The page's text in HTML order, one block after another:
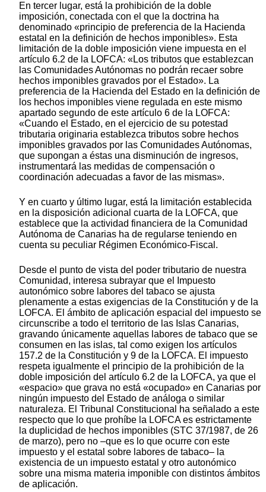
En tercer lugar, está la prohibición de la doble
imposición, conectada con el que la doctrina ha
denominado «principio de preferencia de la Hacienda
estatal en la definición de hechos imponibles». Esta
limitación de la doble imposición viene impuesta en el
artículo 6.2 de la LOFCA: «Los tributos que establezcan
las Comunidades Autónomas no podrán recaer sobre
hechos imponibles gravados por el Estado». La
preferencia de la Hacienda del Estado en la definición de
los hechos imponibles viene regulada en este mismo
apartado segundo de este artículo 6 de la LOFCA:
«Cuando el Estado, en el ejercicio de su potestad
tributaria originaria establezca tributos sobre hechos
imponibles gravados por las Comunidades Autónomas,
que supongan a éstas una disminución de ingresos,
instrumentará las medidas de compensación o
coordinación adecuadas a favor de las mismas».
Y en cuarto y último lugar, está la limitación establecida
en la disposición adicional cuarta de la LOFCA, que
establece que la actividad financiera de la Comunidad
Autónoma de Canarias ha de regularse teniendo en
cuenta su peculiar Régimen Económico-Fiscal.
Desde el punto de vista del poder tributario de nuestra
Comunidad, interesa subrayar que el Impuesto
autonómico sobre labores del tabaco se ajusta
plenamente a estas exigencias de la Constitución y de la
LOFCA. El ámbito de aplicación espacial del impuesto se
circunscribe a todo el territorio de las Islas Canarias,
gravando únicamente aquellas labores de tabaco que se
consumen en las islas, tal como exigen los artículos
157.2 de la Constitución y 9 de la LOFCA. El impuesto
respeta igualmente el principio de la prohibición de la
doble imposición del artículo 6.2 de la LOFCA, ya que el
«espacio» que grava no está «ocupado» en Canarias por
ningún impuesto del Estado de análoga o similar
naturaleza. El Tribunal Constitucional ha señalado a este
respecto que lo que prohíbe la LOFCA es estrictamente
la duplicidad de hechos imponibles (STC 37/1987, de 26
de marzo), pero no –que es lo que ocurre con este
impuesto y el estatal sobre labores de tabaco– la
existencia de un impuesto estatal y otro autonómico
sobre una misma materia imponible con distintos ámbitos
de aplicación.